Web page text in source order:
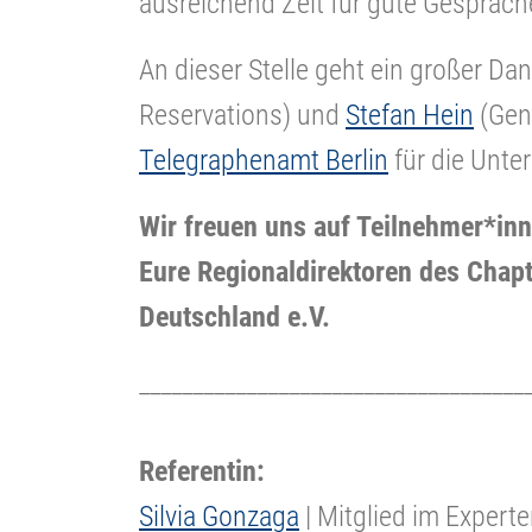
An dieser Stelle geht ein großer
Reservations) und Stefan Hein
Telegraphenamt Berlin für die
Wir freuen uns auf
Eure Regionaldirektoren des
Deutschland e.V.
Referentin:
Silvia Gonzaga | Mitglied im